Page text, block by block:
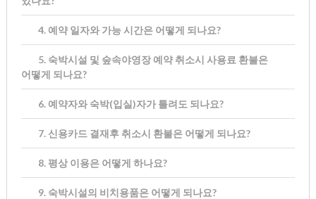
4. 예약 일자와 가능 시간은 어떻게 되나요?
5. 숙박시설 및 숲속야영장 예약 취소시 사용료 환불은
어떻게 되나요?
6. 예약자와 숙박(입실)자가 틀려도 되나요?
7. 신용카드 결재후 취소시 환불은 어떻게 되나요?
8. 평상 이용은 어떻게 하나요?
9. 숙박시설의 비치용품은 어떻게 되나요?